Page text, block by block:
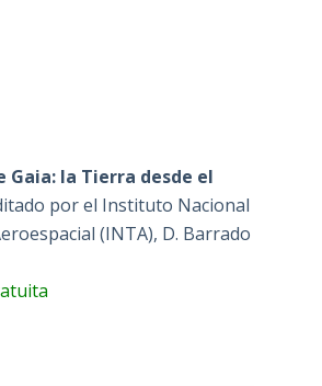
Gaia: la Tierra desde el
por el Instituto Nacional
(INTA), D. Barrado